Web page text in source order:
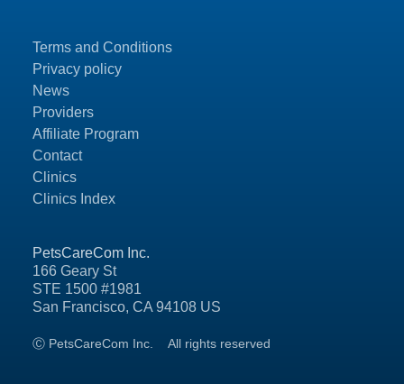
PetsCareCom Inc.
166 Geary St
STE 1500 #1981
San Francisco, CA 94108 US
Ⓒ PetsCareCom Inc. All rights reserved
Terms and Conditions
Privacy policy
News
Providers
Affiliate Program
Contact
Clinics
Clinics Index